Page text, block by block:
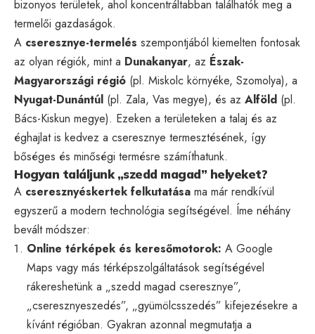
bizonyos területek, ahol koncentráltabban találhatók meg a
termelői gazdaságok.
A cseresznye-termelés szempontjából kiemelten fontosak
az olyan régiók, mint a Dunakanyar, az Észak-
Magyarországi régió (pl. Miskolc környéke, Szomolya), a
Nyugat-Dunántúl (pl. Zala, Vas megye), és az Alföld (pl.
Bács-Kiskun megye). Ezeken a területeken a talaj és az
éghajlat is kedvez a cseresznye termesztésének, így
bőséges és minőségi termésre számíthatunk.
Hogyan találjunk „szedd magad” helyeket?
A cseresznyéskertek felkutatása ma már rendkívül
egyszerű a modern technológia segítségével. Íme néhány
bevált módszer:
Online térképek és keresőmotorok: A Google
Maps vagy más térképszolgáltatások segítségével
rákereshetünk a „szedd magad cseresznye”,
„cseresznyeszedés”, „gyümölcsszedés” kifejezésekre a
kívánt régióban. Gyakran azonnal megmutatja a